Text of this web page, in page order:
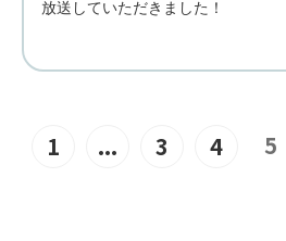
1 ... 3 4 5